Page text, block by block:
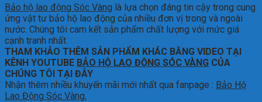
Bảo hộ lao động Sóc Vàng là lựa chọn đáng tin cậy trong cung
ứng vật tư bảo hộ lao động của nhiều đơn vị trong và ngoài
nước. Chúng tôi cam kết sản phẩm chất lượng với mức giá
cạnh tranh nhất.
THAM KHẢO THÊM SẢN PHẨM KHÁC BẰNG VIDEO TẠI
KÊNH YOUTUBE BẢO HỘ LAO ĐỘNG SÓC VÀNG CỦA
CHÚNG TÔI TẠI ĐÂY
Nhận thêm nhiều khuyến mãi mới nhất qua fanpage : Bảo Hộ
Lao Động Sóc Vàng.